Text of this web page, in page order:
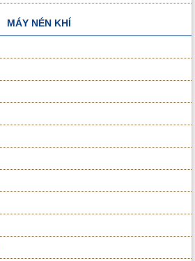
MÁY NÉN KHÍ